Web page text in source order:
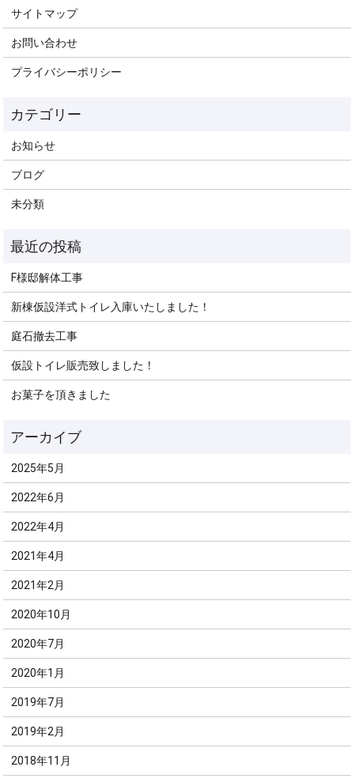
サイトマップ
お問い合わせ
プライバシーポリシー
お知らせ
ブログ
未分類
F様邸解体工事
新棟仮設洋式トイレ入庫いたしました！
庭石撤去工事
仮設トイレ販売致しました！
お菓子を頂きました
2025年5月
2022年6月
2022年4月
2021年4月
2021年2月
2020年10月
2020年7月
2020年1月
2019年7月
2019年2月
2018年11月